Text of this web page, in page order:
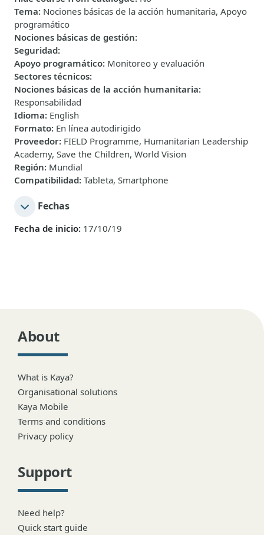
Tema: Nociones básicas de la acción humanitaria, Apoyo
programático
Nociones básicas de gestión:
Seguridad:
Apoyo programático: Monitoreo y evaluación
Sectores técnicos:
Nociones básicas de la acción humanitaria:
Responsabilidad
Idioma: English
Formato: En línea autodirigido
Proveedor: FIELD Programme, Humanitarian Leadership
Academy, Save the Children, World Vision
Región: Mundial
Compatibilidad: Tableta, Smartphone
Fechas
Fecha de inicio: 17/10/19
About
What is Kaya?
Organisational solutions
Kaya Mobile
Terms and conditions
Privacy policy
Support
Need help?
Quick start guide